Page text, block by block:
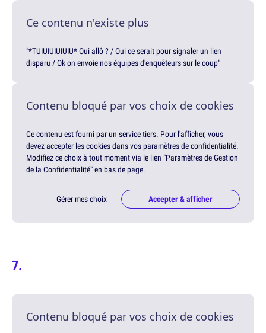
Ce contenu n'existe plus
"*TUIUIUIUIUIU* Oui allô ? / Oui ce serait pour signaler un lien
disparu / Ok on envoie nos équipes d'enquêteurs sur le coup"
Contenu bloqué par vos choix de cookies
Ce contenu est fourni par un service tiers. Pour l'afficher, vous
devez accepter les cookies dans vos paramètres de confidentialité.
Modifiez ce choix à tout moment via le lien "Paramètres de Gestion
de la Confidentialité" en bas de page.
Gérer mes choix Accepter & afficher
Contenu bloqué par vos choix de cookies